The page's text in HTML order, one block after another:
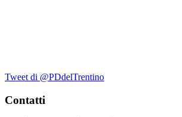
Tweet di @PDdelTrentino
Contatti